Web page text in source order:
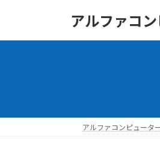
アルファコ
アルファコンピュータ